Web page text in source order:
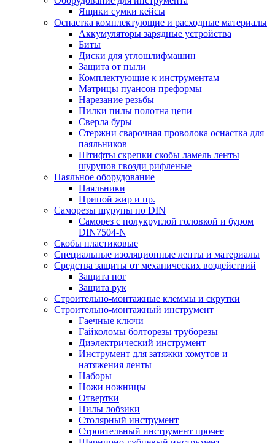
Ящики сумки кейсы
Оснастка комплектующие и расходные материалы
Аккумуляторы зарядные устройства
Биты
Диски для углошлифмашин
Защита от пыли
Комплектующие к инструментам
Матрицы пуансон преформы
Нарезание резьбы
Пилки пилы полотна цепи
Сверла буры
Стержни сварочная проволока оснастка для
паяльников
Штифты скрепки скобы ламель ленты
шурупов гвозди рифленые
Паяльное оборудование
Паяльники
Припой жир и пр.
Саморезы шурупы по DIN
Саморез с полукруглой головкой и буром
DIN7504-N
Скобы пластиковые
Специальные изоляционные ленты и материалы
Средства защиты от механических воздействий
Защита ног
Защита рук
Строительно-монтажные клеммы и скрутки
Строительно-монтажный инструмент
Гаечные ключи
Гайколомы болторезы труборезы
Диэлектрический инструмент
Инструмент для затяжки хомутов и
натяжения ленты
Наборы
Ножи ножницы
Отвертки
Пилы лобзики
Столярный инструмент
Строительный инструмент прочее